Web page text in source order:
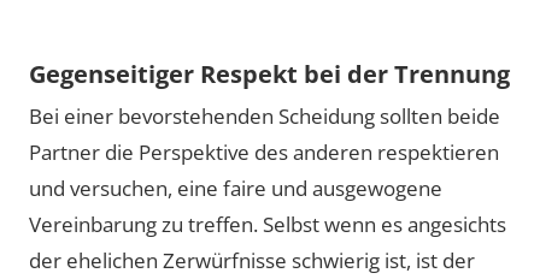
Gegenseitiger Respekt bei der Trennung
Bei einer bevorstehenden Scheidung sollten beide
Partner die Perspektive des anderen respektieren
und versuchen, eine faire und ausgewogene
Vereinbarung zu treffen. Selbst wenn es angesichts
der ehelichen Zerwürfnisse schwierig ist, ist der